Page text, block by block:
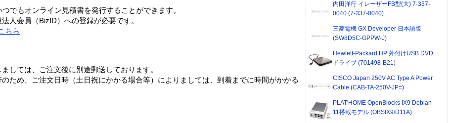
でもオンライン見積書を発行することができます。
人会員（BizID）への登録が必要です。
ちら
しては、ご注文後に別途郵送しております。
ため、ご注文日時（土日祝にかかる場合等）によりましては、到着までに時間がかかる
内田洋行 イレーザーFB型(大) 7-337-
0040 (7-337-0040)
三菱電機 GX Developer 日本語版
(SW8D5C-GPPW-J)
Hewlett-Packard HP 外付けUSB DVD
ドライブ (701498-B21)
CISCO Japan 250V AC Type A Power
Cable (CAB-TA-250V-JP=)
PLAT'HOME OpenBlocks IX9 Debian
11搭載モデル (OBSIX9/D11A)